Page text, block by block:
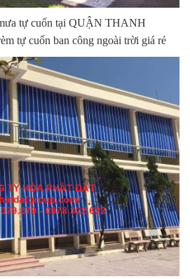
tự cuốn tại QUẬN THANH
tự cuốn ban công ngoài trời giá rẻ